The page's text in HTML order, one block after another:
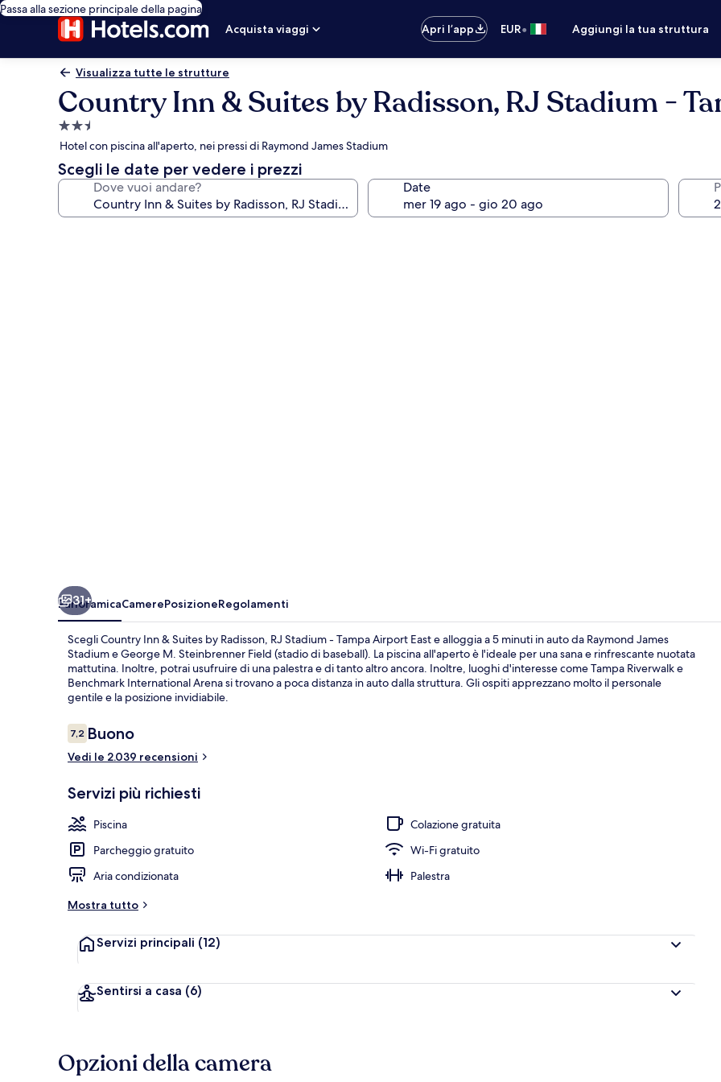
Passa alla sezione principale della pagina
Acquista viaggi
Apri l’app EUR• Aggiungi la tua struttura
Visualizza tutte le strutture
Country Inn & Suites by Radisson, RJ Stadium -
Struttura
a
2.5
stelle
Hotel con piscina all'aperto, nei pressi di Raymond James Stadium
Scegli le date per vedere i prezzi
Dove vuoi andare? Date
Una
31+
PanoramicaCamerePosizioneRegolamenti
Scegli Country Inn & Suites by Radisson, RJ Stadium - Tampa Airport East e alloggia a 5 minuti in auto da Raymond James
Stadium e George M. Steinbrenner Field (stadio di baseball). La piscina all'aperto è l'ideale per una sana e rinfrescante nuotata
mattutina. Inoltre, potrai usufruire di una palestra e di tanto altro ancora. Inoltre, luoghi d'interesse come Tampa Riverwalk e
Benchmark International Arena si trovano a poca distanza in auto dalla struttura. Gli ospiti apprezzano molto il personale
gentile e la posizione invidiabile.
Recensioni
7,27,2 su 10
Buono
Vedi le 2.039 recensioni
Servizi più richiesti
Piscina
Colazione gratuita
Parcheggio gratuito
Wi-Fi gratuito
Aria condizionata
Palestra
Mostra tutto
Servizi principali (12)
Sentirsi a casa (6)
Opzioni della camera